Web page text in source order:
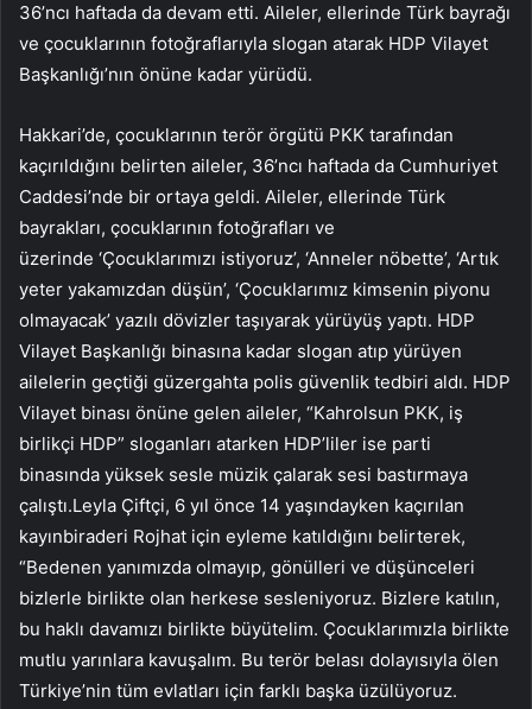
36’ncı haftada da devam etti. Aileler, ellerinde Türk bayrağı
ve çocuklarının fotoğraflarıyla slogan atarak HDP Vilayet
Başkanlığı’nın önüne kadar yürüdü.
Hakkari’de, çocuklarının terör örgütü PKK tarafından
kaçırıldığını belirten aileler, 36’ncı haftada da Cumhuriyet
Caddesi’nde bir ortaya geldi. Aileler, ellerinde Türk
bayrakları, çocuklarının fotoğrafları ve
üzerinde ‘Çocuklarımızı istiyoruz’, ‘Anneler nöbette’, ‘Artık
yeter yakamızdan düşün’, ‘Çocuklarımız kimsenin piyonu
olmayacak’ yazılı dövizler taşıyarak yürüyüş yaptı. HDP
Vilayet Başkanlığı binasına kadar slogan atıp yürüyen
ailelerin geçtiği güzergahta polis güvenlik tedbiri aldı. HDP
Vilayet binası önüne gelen aileler, “Kahrolsun PKK, iş
birlikçi HDP” sloganları atarken HDP’liler ise parti
binasında yüksek sesle müzik çalarak sesi bastırmaya
çalıştı.Leyla Çiftçi, 6 yıl önce 14 yaşındayken kaçırılan
kayınbiraderi Rojhat için eyleme katıldığını belirterek,
“Bedenen yanımızda olmayıp, gönülleri ve düşünceleri
bizlerle birlikte olan herkese sesleniyoruz. Bizlere katılın,
bu haklı davamızı birlikte büyütelim. Çocuklarımızla birlikte
mutlu yarınlara kavuşalım. Bu terör belası dolayısıyla ölen
Türkiye’nin tüm evlatları için farklı başka üzülüyoruz.